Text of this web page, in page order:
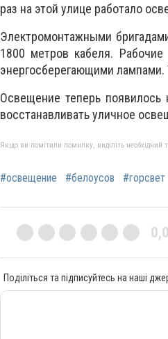
раз на этой улице работало
Электромонтажными
1800 метров кабеля.
энергосберегающими лампами.
Освещение теперь
восстанавливать уличное
Якщо ви помітили помилку, виділіть необхідний
#освещение #белоусов #горсвет
0,0
Поділіться та підписуйтесь на наші